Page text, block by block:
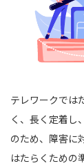
テレワークでは
く、長く定着し
のため、障害に
はたらくための